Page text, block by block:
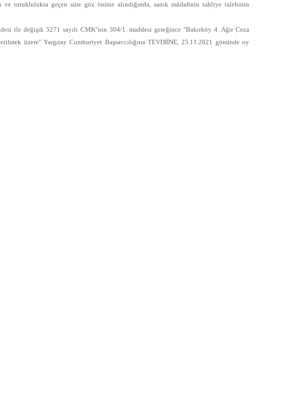
tutuklulukta geçen süre göz önüne alındığında, sanık müdafinin tahliye talebinin
ile değişik 5271 sayılı CMK"nin 304/1. maddesi gereğince "Bakırköy 4. Ağır Ceza
üzere" Yargıtay Cumhuriyet Başsavcılığına TEVDİİNE, 25.11.2021 gününde oy